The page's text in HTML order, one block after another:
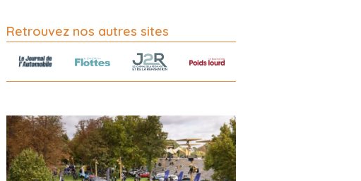
Retrouvez nos autres sites